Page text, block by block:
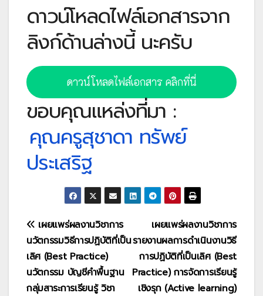
ดาวน์โหลดไฟล์เอกสารจาก
ลิงก์ด้านล่างนี้ นะครับ
ดาวน์โหลดไฟล์เอกสาร คลิกที่นี่
ขอบคุณแหล่งที่มา :
คุณครูสุชาดา ทรัพย์
ประเสริฐ
แนะแนว
เรื่อง
เผยแพร่ผลงานวิชาการ
รายงานผลการดำเนินงานวิธี
การปฏิบัติที่เป็นเลิศ (Best
Practice) การจัดการเรียนรู้
เชิงรุก (Active learning)
เผยแพร่ผลงานวิชาการ
นวัตกรรมวิธีการปฏิบัติที่เป็น
เลิศ (Best Practice)
นวัตกรรม บัญชีคำพื้นฐาน
กลุ่มสาระการเรียนรู้ วิชา